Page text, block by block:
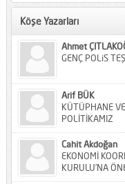
Köşe Yazarları
Ahmet
GENÇ POLiS
Arif BÜK
KÜTÜPHANE
POLİTİKAMIZ
Cahit Akdoğan
EKONOMİ
KURULU’NA